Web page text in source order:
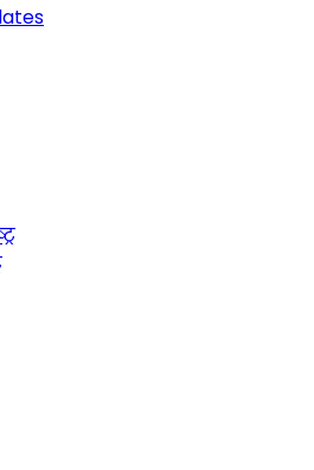
Your Trusted Companion